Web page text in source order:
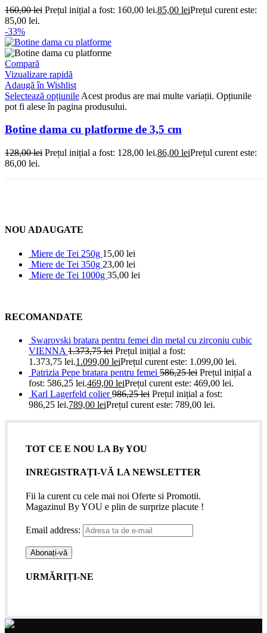
160,00lei Prețul inițial a fost: 160,00 lei.85,00 leiPrețul curent este:
85,00 lei.
-33%
Compară
Vizualizare rapidă
Adaugă în Wishlist
Selectează opțiunile Acest produs are mai multe variații. Opțiunile
pot fi alese în pagina produsului.
Botine dama cu platforme de 3,5 cm
128,00lei Prețul inițial a fost: 128,00 lei.86,00 leiPrețul curent este:
86,00 lei.
NOU ADAUGATE
Miere de Tei 250g 15,00 lei
Miere de Tei 350g 23,00 lei
Miere de Tei 1000g 35,00 lei
RECOMANDATE
Swarovski bratara pentru femei din metal cu zirconiu cubic
VIENNA 1.373,75lei Prețul inițial a fost:
1.373,75 lei.1.099,00 leiPrețul curent este: 1.099,00 lei.
Patrizia Pepe bratara pentru femei 586,25lei Prețul inițial a
fost: 586,25 lei.469,00 leiPrețul curent este: 469,00 lei.
Karl Lagerfeld colier986,25lei Prețul inițial a fost:
986,25 lei.789,00 leiPrețul curent este: 789,00 lei.
TOT CE E NOU LA By YOU
INREGISTRAȚI-VĂ LA NEWSLETTER
Fii la curent cu cele mai noi Oferte si Promotii.
Magazinul By YOU e plin de surprize placute !
Email address:
URMĂRIȚI-NE